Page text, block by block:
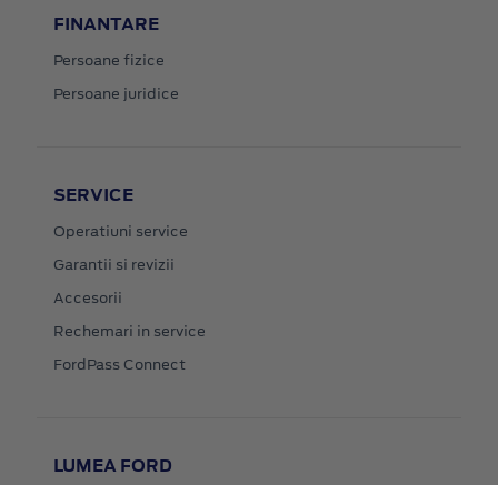
FINANTARE
Persoane fizice
Persoane juridice
SERVICE
Operatiuni service
Garantii si revizii
Accesorii
Rechemari in service
FordPass Connect
LUMEA FORD